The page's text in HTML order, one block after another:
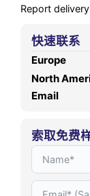
Report
快速联系
Europe
North
Email
索取免费